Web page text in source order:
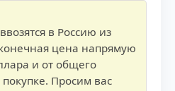
в Россию из
цена напрямую
и от общего
Просим вас